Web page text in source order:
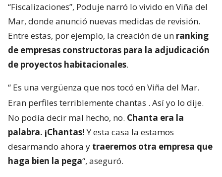
“Fiscalizaciones”, Poduje narró lo vivido en Viña del
Mar, donde anunció nuevas medidas de revisión.
Entre estas, por ejemplo, la creación de un ranking
de empresas constructoras para la adjudicación
de proyectos habitacionales.
“ Es una vergüenza que nos tocó en Viña del Mar.
Eran perfiles terriblemente chantas . Así yo lo dije.
No podía decir mal hecho, no. Chanta era la
palabra. ¡Chantas!Y esta casa la estamos
desarmando ahora y traeremos otra empresa que
haga bien la pega“, aseguró.